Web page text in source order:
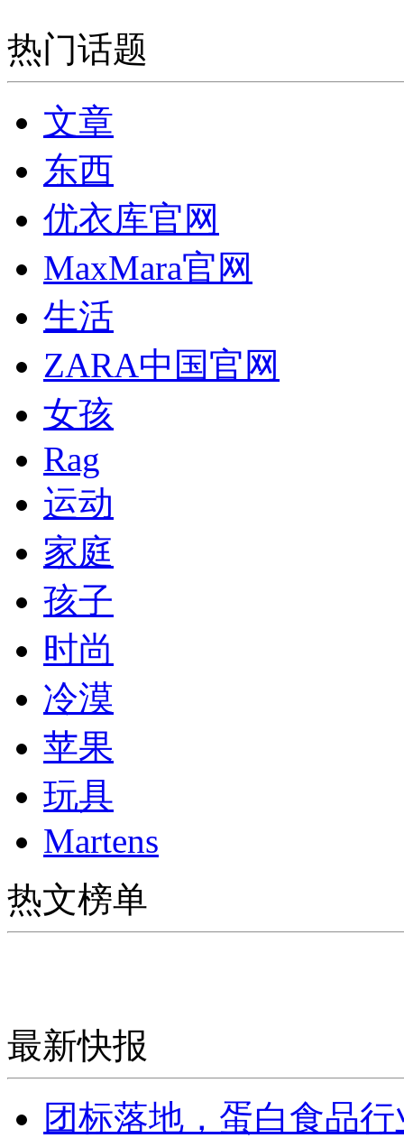
热门话题
文章
东西
优衣库官网
MaxMara官网
生活
ZARA中国官网
女孩
Rag
运动
家庭
孩子
时尚
冷漠
苹果
玩具
Martens
热文榜单
最新快报
团标落地，蛋白食品